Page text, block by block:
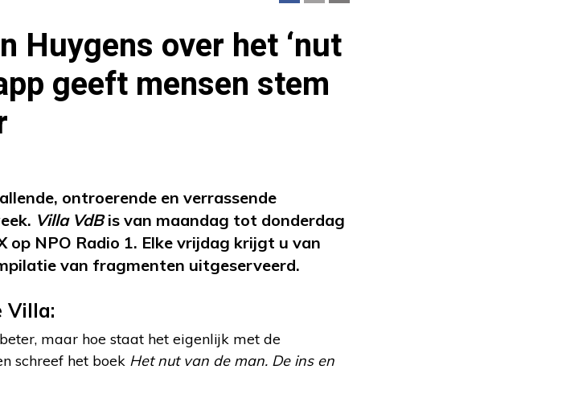
Huygens over het ‘nut
geeft mensen stem
ontroerende en verrassende
Villa VdBis van maandag tot donderdag
op NPO Radio 1. Elke vrijdag krijgt u van
van fragmenten uitgeserveerd.
Villa:
maar hoe staat het eigenlijk met de
schreef het boek Het nut van de man. De ins en